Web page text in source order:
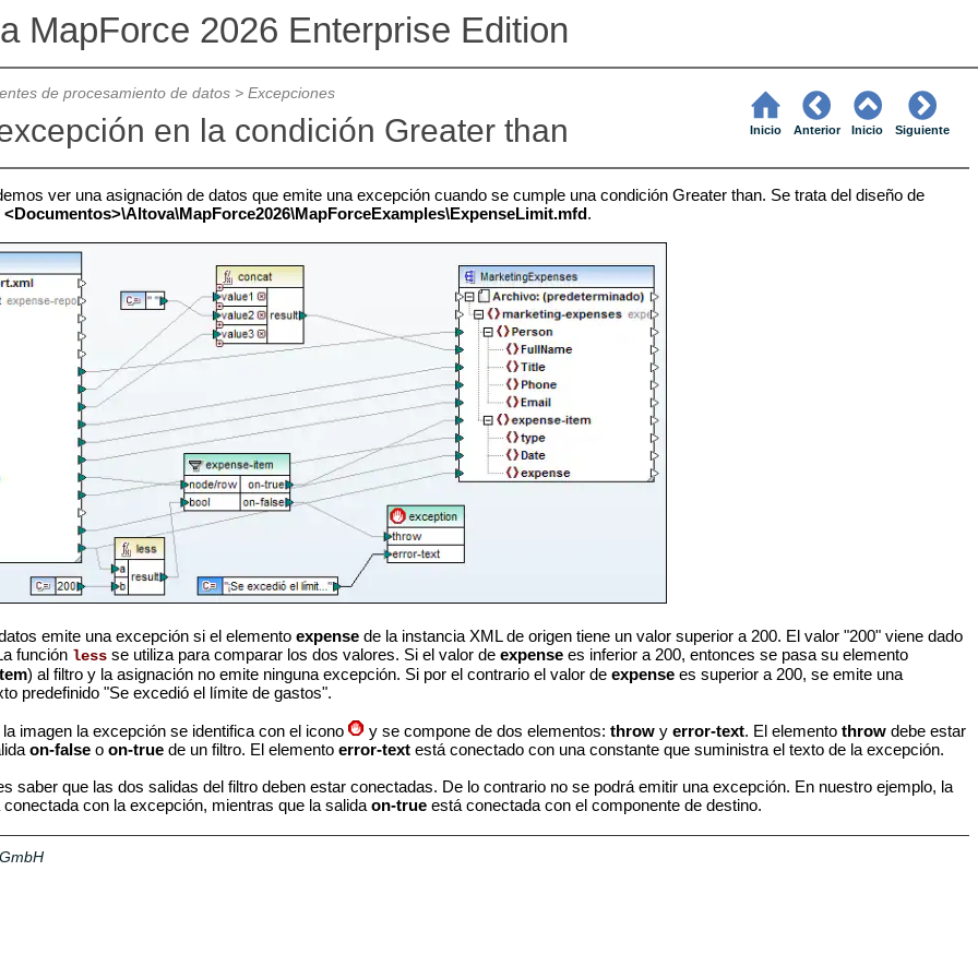
MapForce 2026 Enterprise Edition
de procesamiento de datos> Excepciones
en la condición Greater than Inicio Anterior Inicio Siguiente
ver una asignación de datos que emite una excepción cuando se cumple una condición Greater than. Se trata del diseño de
<Documentos>\Altova\MapForce2026\MapForceExamples\ExpenseLimit.mfd.
emite una excepción si el elemento expensede la instancia XML de origen tiene un valor superior a 200. El valor "200" viene dado
función lessse utiliza para comparar los dos valores. Si el valor de expensees inferior a 200, entonces se pasa su elemento
) al filtro y la asignación no emite ninguna excepción. Si por el contrario el valor de expensees superior a 200, se emite una
predefinido "Se excedió el límite de gastos".
imagen la excepción se identifica con el icono y se compone de dos elementos:throw yerror-text. El elementothrow debe estar
on-falseo on-truede un filtro. El elemento error-textestá conectado con una constante que suministra el texto de la excepción.
saber que las dos salidas del filtro deben estar conectadas. De lo contrario no se podrá emitir una excepción. En nuestro ejemplo, la
con la excepción, mientras que la salida on-trueestá conectada con el componente de destino.